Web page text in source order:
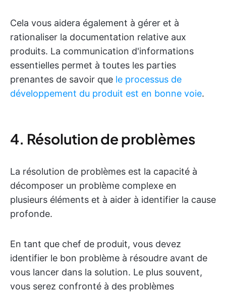
Cela vous aidera également à gérer et à
rationaliser la documentation relative aux
produits. La communication d'informations
essentielles permet à toutes les parties
prenantes de savoir que le processus de
développement du produit est en bonne voie.
4. Résolution de problèmes
La résolution de problèmes est la capacité à
décomposer un problème complexe en
plusieurs éléments et à aider à identifier la cause
profonde.
En tant que chef de produit, vous devez
identifier le bon problème à résoudre avant de
vous lancer dans la solution. Le plus souvent,
vous serez confronté à des problèmes